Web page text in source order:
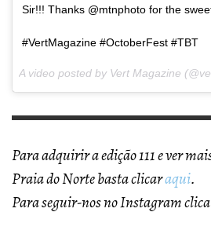
Sir!!! Thanks @mtnphoto for the
#VertMagazine #OctoberFest #TBT
A video posted by Vert Magazine
Para adquirir a edição 111 e ver
Praia do Norte basta clicaraqui.
Para seguir-nos no Instagram clica